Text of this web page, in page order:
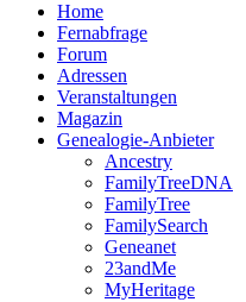
Home
Fernabfrage
Forum
Adressen
Veranstaltungen
Magazin
Genealogie-Anbieter
Ancestry
FamilyTreeDNA
FamilyTree
FamilySearch
Geneanet
23andMe
MyHeritage